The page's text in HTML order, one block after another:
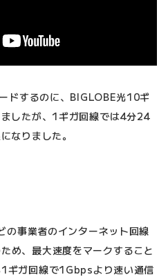
ドするのに、BIGLOBE光10ギ
したが、1ギガ回線では4分24
なりました。
の事業者のインターネット回線
め、最大速度をマークすること
ギガ回線で1Gbpsより速い通信